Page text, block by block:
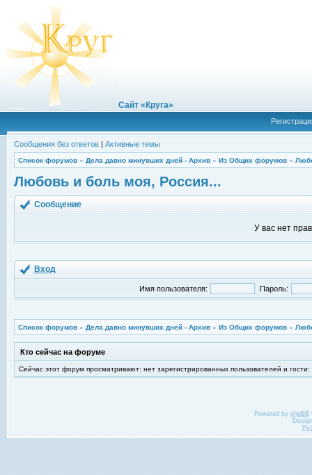
Сайт «Круга»
Сообщения без ответов | Активные темы
Список форумов » Дела давно минувших дней - Архив » Из Общих форумов »
Любовь и боль моя, Россия...
Сообщение
У вас нет
Вход
Имя пользователя: Пароль:
Список форумов » Дела давно минувших дней - Архив » Из Общих форумов »
Кто сейчас на форуме
Сейчас этот форум просматривают: нет зарегистрированных пользователей и гости:
Powered by phpBB